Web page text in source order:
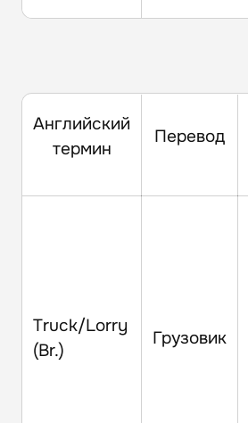
Английский
термин
Перевод
Truck/Lorry
(Br.)
Грузовик